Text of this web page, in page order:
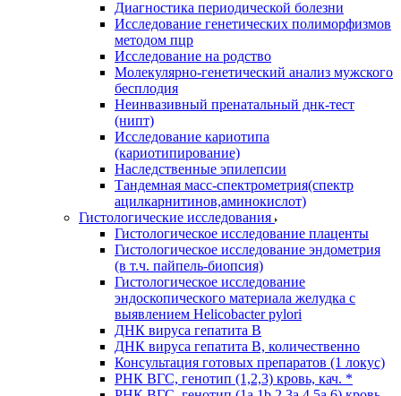
Диагностика периодической болезни
Исследование генетических полиморфизмов
методом пцр
Исследование на родство
Молекулярно-генетический анализ мужского
бесплодия
Неинвазивный пренатальный днк-тест
(нипт)
Исследование кариотипа
(кариотипирование)
Наследственные эпилепсии
Тандемная масс-спектрометрия(спектр
ацилкарнитинов,аминокислот)
Гистологические исследования
Гистологическое исследование плаценты
Гистологическое исследование эндометрия
(в т.ч. пайпель-биопсия)
Гистологическое исследование
эндоскопического материала желудка с
выявлением Helicobacter pylori
ДНК вируса гепатита B
ДНК вируса гепатита B, количественно
Консультация готовых препаратов (1 локус)
РНК ВГC, генотип (1,2,3) кровь, кач. *